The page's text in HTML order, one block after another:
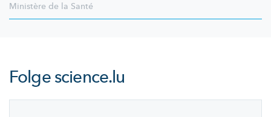
Ministère de la Santé
Folgescience.lu